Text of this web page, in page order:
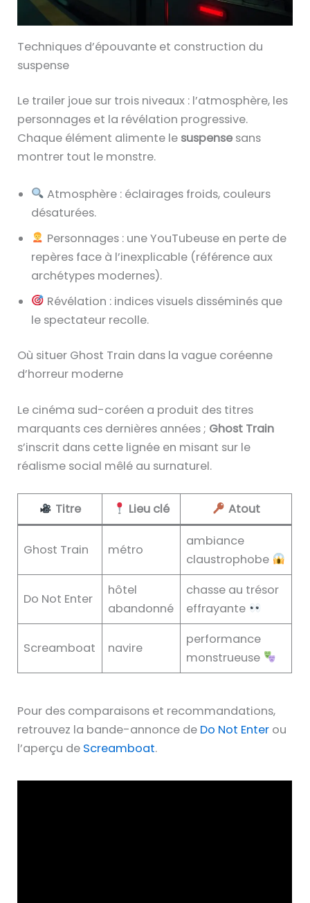
Techniques d’épouvante et construction du
suspense
Le trailer joue sur trois niveaux : l’atmosphère, les
personnages et la révélation progressive.
Chaque élément alimente le suspense sans
montrer tout le monstre.
Atmosphère : éclairages froids, couleurs
désaturées.
Personnages : une YouTubeuse en perte de
repères face à l’inexplicable (référence aux
archétypes modernes).
Révélation : indices visuels disséminés que
le spectateur recolle.
Où situer Ghost Train dans la vague coréenne
d’horreur moderne
Le cinéma sud-coréen a produit des titres
marquants ces dernières années ; Ghost Train
s’inscrit dans cette lignée en misant sur le
réalisme social mêlé au surnaturel.
Titre Lieu clé Atout
Ghost Train métro
ambiance
claustrophobe
Do Not Enter
hôtel
abandonné
chasse au trésor
effrayante
Screamboat navire
performance
monstrueuse
Pour des comparaisons et recommandations,
retrouvez la bande-annonce de Do Not Enter ou
l’aperçu de Screamboat.